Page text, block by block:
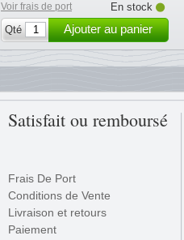
Voir frais de port
En stock
Qté
Ajouter au panier
Satisfait ou remboursé
Frais De Port
Conditions de Vente
Livraison et retours
Paiement